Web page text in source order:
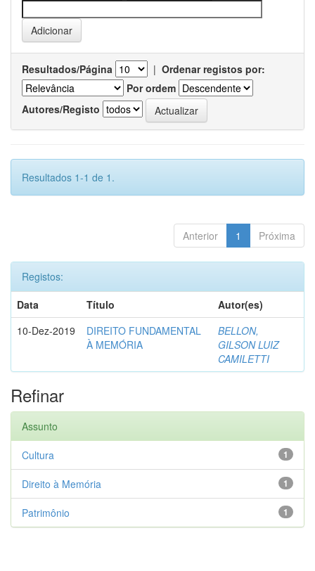
Resultados/Página | Ordenar registos por:
Por ordem
Autores/Registo
Resultados 1-1 de 1.
Anterior 1 Próxima
Registos:
Data
Título
Autor(es)
10-Dez-2019
DIREITO FUNDAMENTAL
À MEMÓRIA
BELLON,
GILSON LUIZ
CAMILETTI
Refinar
Assunto
1
Cultura
1
Direito à Memória
1
Patrimônio